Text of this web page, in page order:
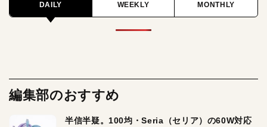
DAILY WEEKLY MONTHLY
編集部のおすすめ
半信半疑。100均・Seria（セリア）の60W対応